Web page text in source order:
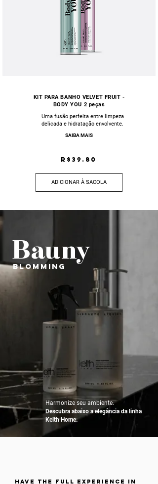
KIT PARA BANHO VELVET FRUIT -
BODY YOU 2 peças
Uma fusão perfeita entre limpeza
delicada e hidratação envolvente.
SAIBA MAIS
R$39.80
ADICIONAR À SACOLA
Bauny
Blomming
Harmonize seu ambiente.
Descubra abaixo a elegância da linha
Kelth Home.
have the full experience IN